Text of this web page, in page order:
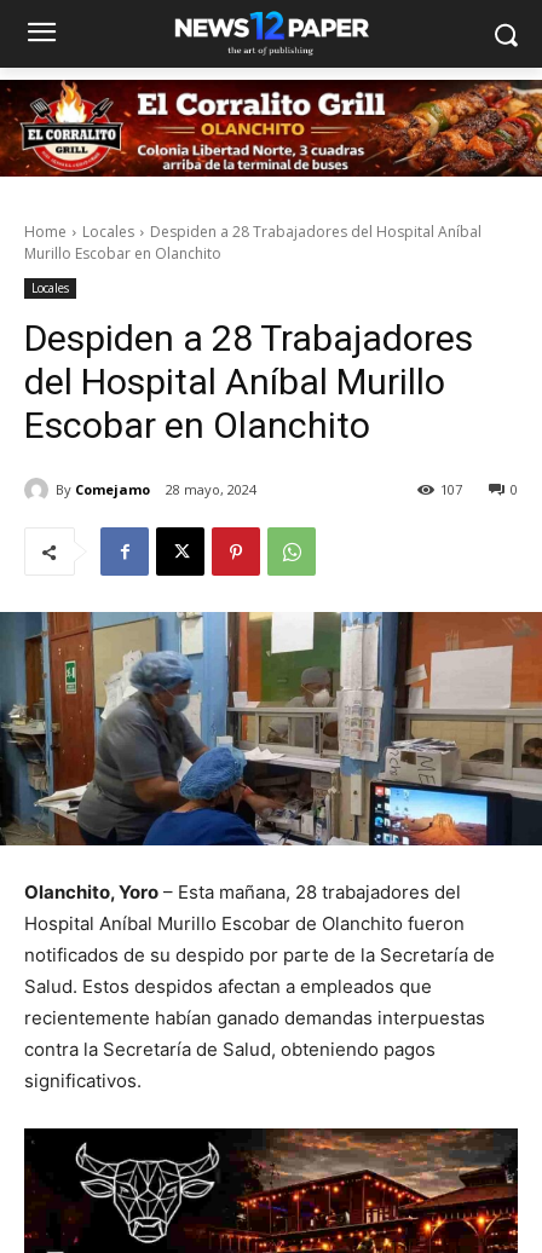
Home Locales
Despiden a 28 Trabajadores del Hospital Aníbal
Murillo Escobar en Olanchito
Locales
Despiden a 28 Trabajadores
del Hospital Aníbal Murillo
Escobar en Olanchito
By Comejamo 28 mayo, 2024 0
107
Olanchito, Yoro – Esta mañana, 28 trabajadores del
Hospital Aníbal Murillo Escobar de Olanchito fueron
notificados de su despido por parte de la Secretaría de
Salud. Estos despidos afectan a empleados que
recientemente habían ganado demandas interpuestas
contra la Secretaría de Salud, obteniendo pagos
significativos.